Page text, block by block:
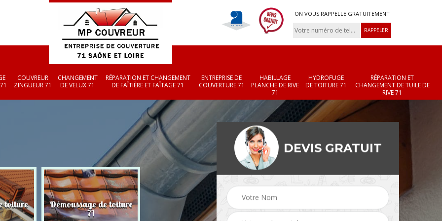
ON VOUS RAPPELLE GRATUITEMENT
COUVREUR
ZINGUEUR 71
CHANGEMENT
DE VELUX 71
RÉPARATION ET CHANGEMENT
DE FAÎTIÈRE ET FAÎTAGE 71
ENTREPRISE DE
COUVERTURE 71
HABILLAGE
PLANCHE DE RIVE
71
HYDROFUGE
DE TOITURE 71
RÉPARATION ET
CHANGEMENT DE TUILE DE
RIVE 71
toiture Démoussage de toiture
71 Couvreur zingueur 71 Changement de velux
71
Réparation et
changement de
et faîtage 71
DEVIS GRATUIT